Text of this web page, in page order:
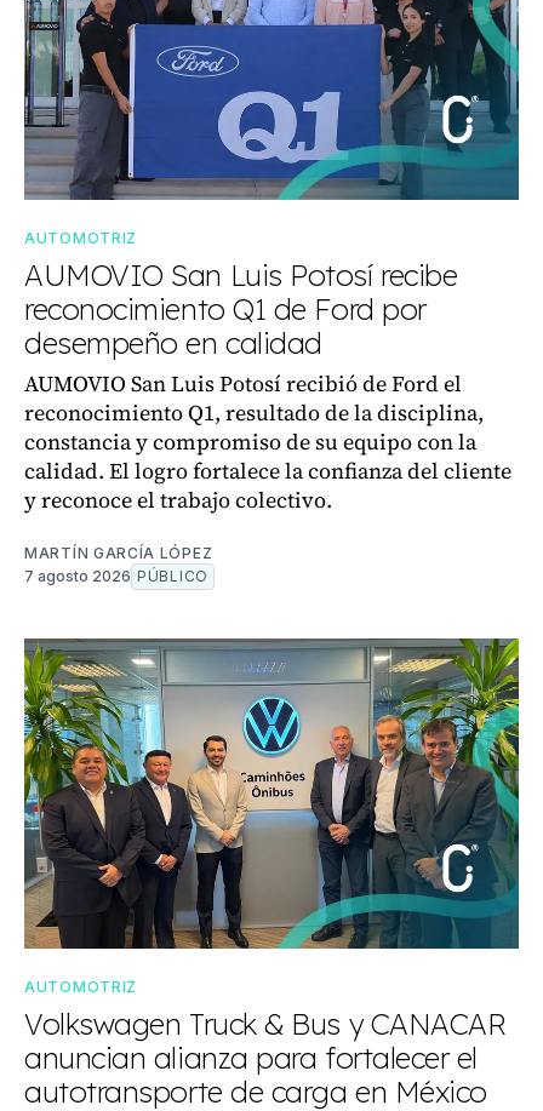
AUTOMOTRIZ
AUMOVIO San Luis Potosí recibe
reconocimiento Q1 de Ford por
desempeño en calidad
AUMOVIO San Luis Potosí recibió de Ford el
reconocimiento Q1, resultado de la disciplina,
constancia y compromiso de su equipo con la
calidad. El logro fortalece la confianza del cliente
y reconoce el trabajo colectivo.
MARTÍN GARCÍA LÓPEZ
7 agosto 2026 PÚBLICO
AUTOMOTRIZ
Volkswagen Truck & Bus y CANACAR
anuncian alianza para fortalecer el
autotransporte de carga en México